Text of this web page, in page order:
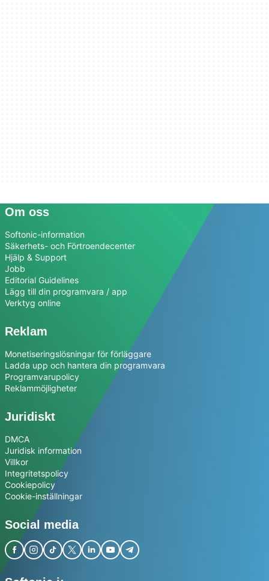
Om oss
Softonic-information
Säkerhets- och Förtroendecenter
Hjälp & Support
Jobb
Editorial Guidelines
Lägg till din programvara / app
Verktyg online
Reklam
Monetiseringslösningar för förläggare
Ladda upp och hantera din programvara
Programvarupolicy
Reklammöjligheter
Juridiskt
DMCA
Juridisk information
Villkor
Integritetspolicy
Cookiepolicy
Cookie-inställningar
Social media